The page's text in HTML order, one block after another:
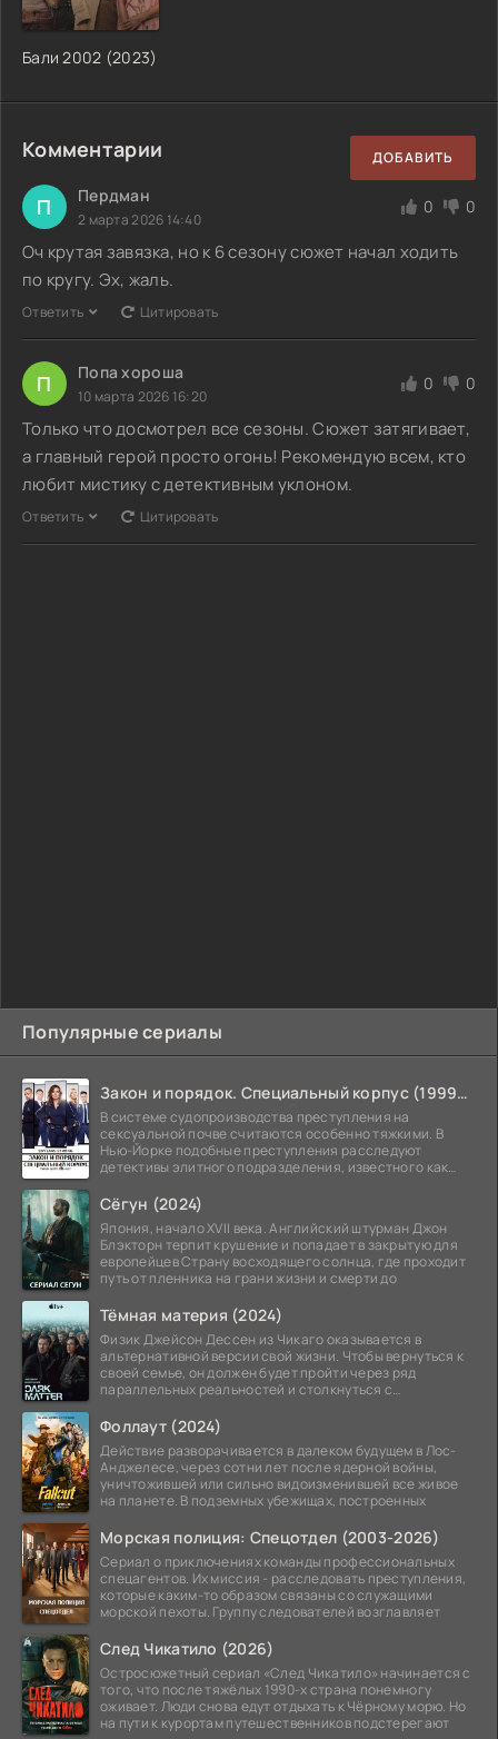
Популярные сериалы
Закон и порядок. Специальный корпус (1999-2026)
В системе судопроизводства преступления на
сексуальной почве считаются особенно тяжкими. В
Нью-Йорке подобные преступления расследуют
детективы элитного подразделения, известного как
Сёгун (2024)
Япония, начало XVII века. Английский штурман Джон
Блэкторн терпит крушение и попадает в закрытую для
европейцев Страну восходящего солнца, где проходит
путь от пленника на грани жизни и смерти до
Тёмная материя (2024)
Физик Джейсон Дессен из Чикаго оказывается в
альтернативной версии свой жизни. Чтобы вернуться к
своей семье, он должен будет пройти через ряд
параллельных реальностей и столкнуться с
Фоллаут (2024)
Действие разворачивается в далеком будущем в Лос-
Анджелесе, через сотни лет после ядерной войны,
уничтожившей или сильно видоизменившей все живое
на планете. В подземных убежищах, построенных
Морская полиция: Спецотдел (2003-2026)
Сериал о приключениях команды профессиональных
спецагентов. Их миссия - расследовать преступления,
которые каким-то образом связаны со служащими
морской пехоты. Группу следователей возглавляет
След Чикатило (2026)
Остросюжетный сериал «След Чикатило» начинается с
того, что после тяжёлых 1990-х страна понемногу
оживает. Люди снова едут отдыхать к Чёрному морю. Но
на пути к курортам путешественников подстерегают
Бали 2002 (2023)
Комментарии ДОБАВИТЬ
П Пердман
2 марта 2026 14:40
0 0
Оч крутая завязка, но к 6 сезону сюжет начал ходить
по кругу. Эх, жаль.
Ответить Цитировать
П Попа хороша
10 марта 2026 16:20
0 0
Только что досмотрел все сезоны. Сюжет затягивает,
а главный герой просто огонь! Рекомендую всем, кто
любит мистику с детективным уклоном.
Ответить Цитировать